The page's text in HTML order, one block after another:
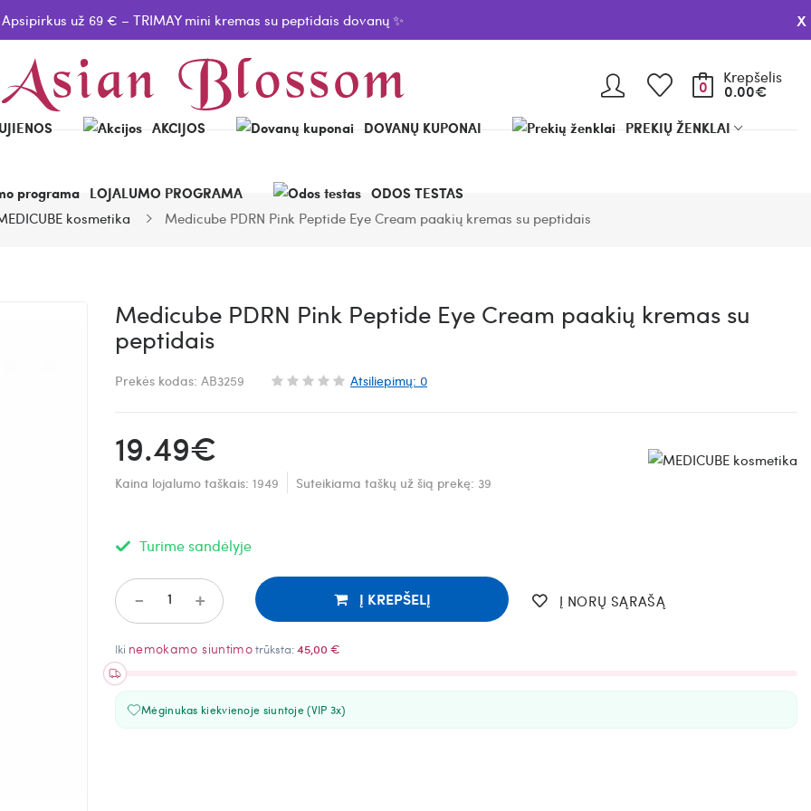
Apsipirkus už 69 € – TRIMAY mini kremas su peptidais dovanų ✨ x
0 0.00€
Krepšelis
AKCIJOS DOVANŲ KUPONAI PREKIŲ ŽENKLAI
LOJALUMO PROGRAMA
ODOS TESTAS
kosmetika Medicube PDRN Pink Peptide Eye Cream paakių kremas su peptidais
Medicube PDRN Pink Peptide Eye Cream paakių kremas su
peptidais
Prekės kodas: AB3259 Atsiliepimų: 0
19.49€
Kaina lojalumo taškais: 1949 Suteikiama taškų už šią prekę: 39
Turime sandėlyje
+
- Į KREPŠELĮ Į NORŲ SĄRAŠĄ
Iki nemokamo siuntimotrūksta:45,00 €
Mėginukas kiekvienoje siuntoje (VIP 3x)